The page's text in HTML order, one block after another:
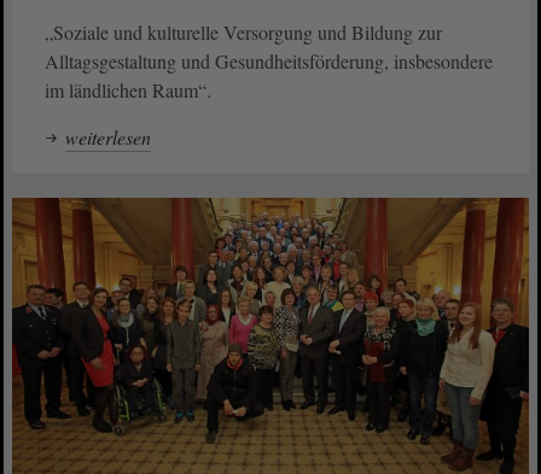
„Soziale und kulturelle Versorgung und Bildung zur
Alltagsgestaltung und Gesundheitsförderung, insbesondere
im ländlichen Raum“.
weiterlesen